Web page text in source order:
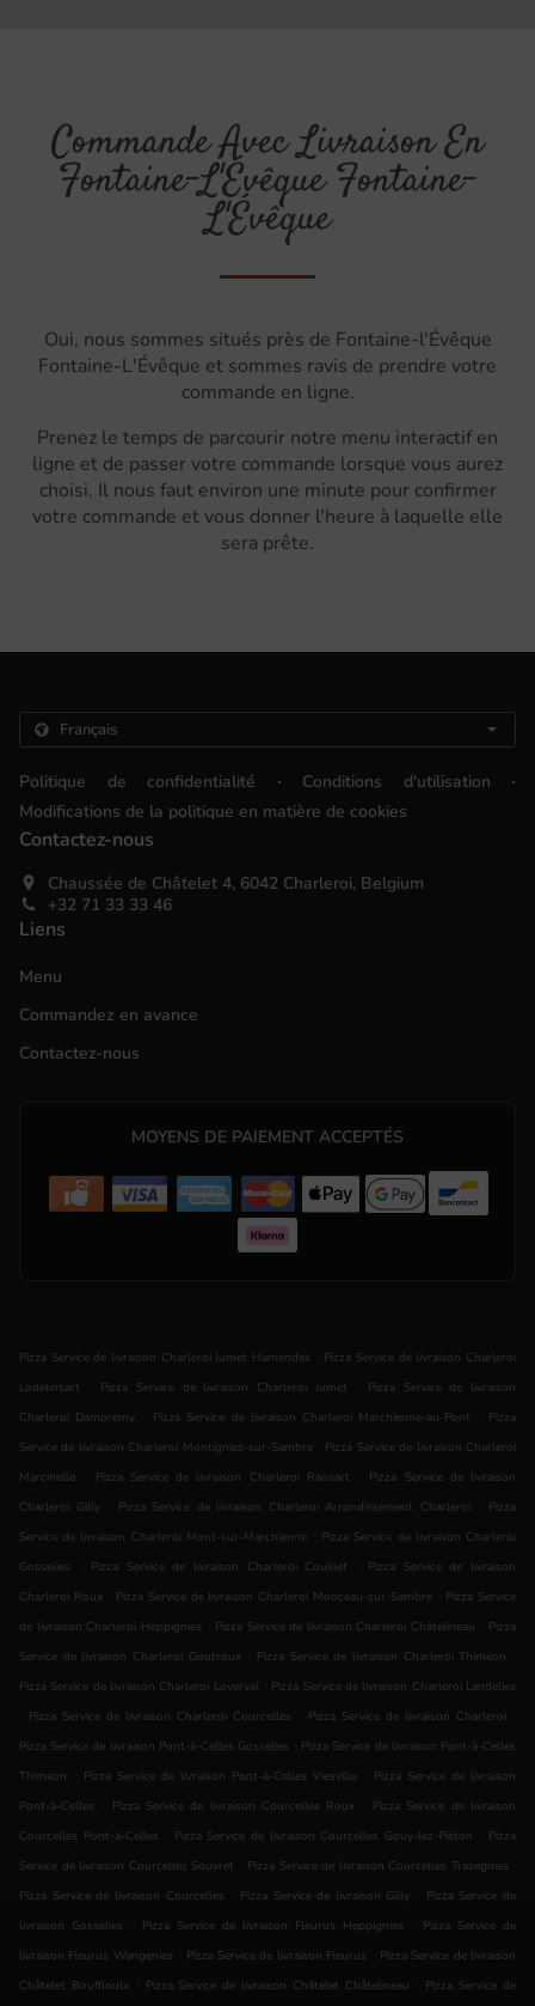
Commande Avec Livraison En
Fontaine-L'Évêque Fontaine-
L'Évêque
Oui, nous sommes situés près de Fontaine-l'Évêque
Fontaine-L'Évêque et sommes ravis de prendre votre
commande en ligne.
Prenez le temps de parcourir notre menu interactif en
ligne et de passer votre commande lorsque vous aurez
choisi. Il nous faut environ une minute pour confirmer
votre commande et vous donner l'heure à laquelle elle
sera prête.
Politique de confidentialité . Conditions d'utilisation .
Modifications de la politique en matière de cookies
Contactez-nous
Chaussée de Châtelet 4, 6042 Charleroi, Belgium
+32 71 33 33 46
Liens
Menu
Commandez en avance
Contactez-nous
MOYENS DE PAIEMENT ACCEPTÉS
Pizza Service de livraison Charleroi Jumet Hamendes . Pizza Service de livraison Charleroi
Lodelinsart
. Pizza Service de livraison Charleroi Jumet . Pizza Service de livraison
Charleroi Dampremy
. Pizza Service de livraison Charleroi Marchienne-au-Pont . Pizza
Service de livraison Charleroi Montignies-sur-Sambre . Pizza Service de livraison Charleroi
Marcinelle
. Pizza Service de livraison Charleroi Ransart . Pizza Service de livraison
Charleroi Gilly
. Pizza Service de livraison Charleroi Arrondissement Charleroi . Pizza
Service de livraison Charleroi Mont-sur-Marchienne . Pizza Service de livraison Charleroi
Gosselies
. Pizza Service de livraison Charleroi Couillet . Pizza Service de livraison
Charleroi Roux . Pizza Service de livraison Charleroi Monceau-sur-Sambre . Pizza Service
de livraison Charleroi Heppignies . Pizza Service de livraison Charleroi Châtelineau . Pizza
Service de livraison Charleroi Goutroux . Pizza Service de livraison Charleroi Thiméon
.
Pizza Service de livraison Charleroi Loverval . Pizza Service de livraison Charleroi Landelies
. Pizza Service de livraison Charleroi Courcelles . Pizza Service de livraison Charleroi .
Pizza Service de livraison Pont-à-Celles Gosselies . Pizza Service de livraison Pont-à-Celles
Thiméon
. Pizza Service de livraison Pont-à-Celles Viesville . Pizza Service de livraison
Pont-à-Celles
. Pizza Service de livraison Courcelles Roux . Pizza Service de livraison
Courcelles Pont-à-Celles . Pizza Service de livraison Courcelles Gouy-lez-Piéton . Pizza
Service de livraison Courcelles Souvret . Pizza Service de livraison Courcelles Trazegnies .
Pizza Service de livraison Courcelles . Pizza Service de livraison Gilly . Pizza Service de
livraison Gosselies
. Pizza Service de livraison Fleurus Heppignies . Pizza Service de
livraison Fleurus Wangenies . Pizza Service de livraison Fleurus . Pizza Service de livraison
Châtelet Bouffioulx . Pizza Service de livraison Châtelet Châtelineau . Pizza Service de